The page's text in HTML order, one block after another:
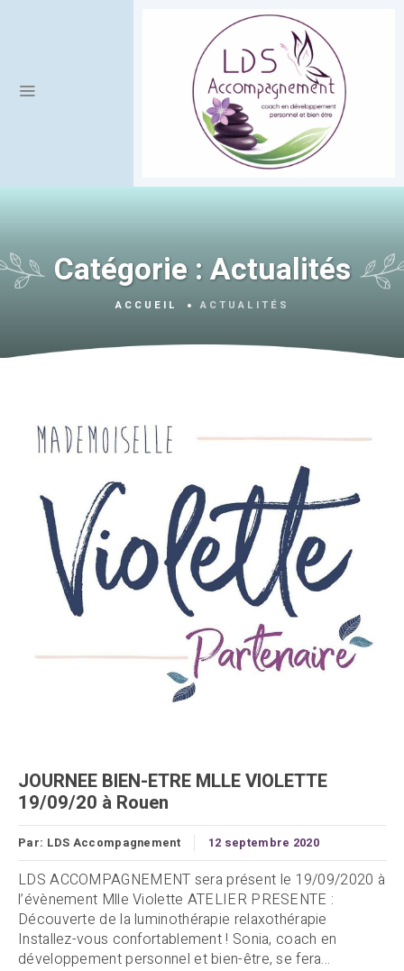
Catégorie :Actualités
ACCUEIL ACTUALITÉS
JOURNEE BIEN-ETRE MLLE VIOLETTE
19/09/20 à Rouen
Par: LDS Accompagnement 12 septembre 2020
LDS ACCOMPAGNEMENT sera présent le 19/09/2020 à
l’évènement Mlle Violette ATELIER PRESENTE :
Découverte de la luminothérapie relaxothérapie
Installez-vous confortablement ! Sonia, coach en
développement personnel et bien-être, se fera...